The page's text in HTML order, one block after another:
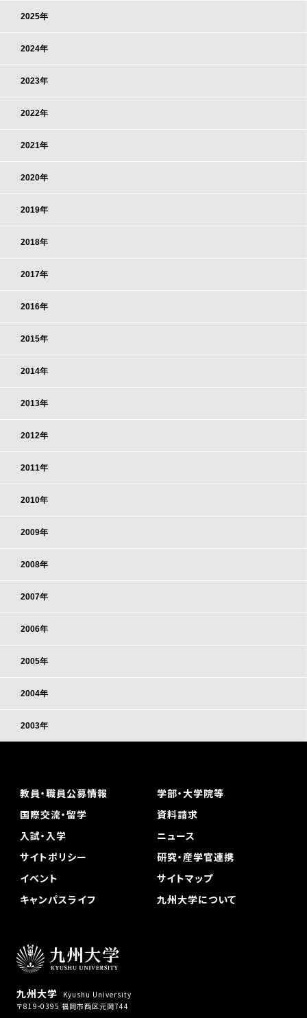
2025年
2024年
2023年
2022年
2021年
2020年
2019年
2018年
2017年
2016年
2015年
2014年
2013年
2012年
2011年
2010年
2009年
2008年
2007年
2006年
2005年
2004年
2003年
九州大学
Kyushu University
〒819-0395 福岡市西区元岡744
教員・職員公募情報
学部・大学院等
国際交流・留学
資料請求
入試・入学
ニュース
サイトポリシー
研究・産学官連携
イベント
サイトマップ
キャンパスライフ
九州大学について